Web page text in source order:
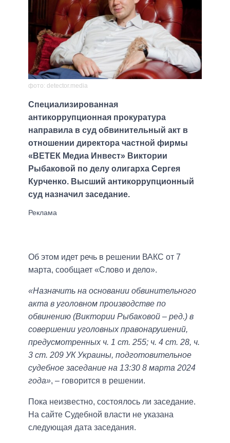
фото: detector.media
Специализированная
антикоррупционная прокуратура
направила в суд обвинительный акт в
отношении директора частной фирмы
«ВЕТЕК Медиа Инвест» Виктории
Рыбаковой по делу олигарха Сергея
Курченко. Высший антикоррупционный
суд назначил заседание.
Об этом идет речь в решении ВАКС от 7
марта, сообщает «Слово и дело».
«Назначить на основании обвинительного
акта в уголовном производстве по
обвинению (Виктории Рыбаковой – ред.) в
совершении уголовных правонарушений,
предусмотренных ч. 1 ст. 255; ч. 4 ст. 28, ч.
3 ст. 209 УК Украины, подготовительное
судебное заседание на 13:30 8 марта 2024
года», – говорится в решении.
Пока неизвестно, состоялось ли заседание.
На сайте Судебной власти не указана
следующая дата заседания.